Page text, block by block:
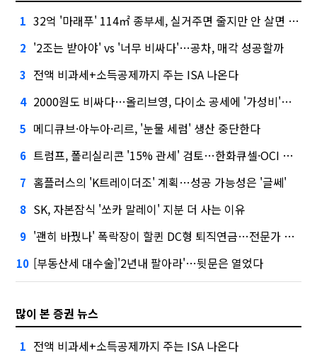
1 32억 '마래푸' 114㎡ 종부세, 실거주면 줄지만 안 살면 2.5배
2 '2조는 받아야' vs '너무 비싸다'…공차, 매각 성공할까
3 전액 비과세+소득공제까지 주는 ISA 나온다
4 2000원도 비싸다…올리브영, 다이소 공세에 '가성비'로 맞불
5 메디큐브·아누아·리르, '눈물 세럼' 생산 중단한다
6 트럼프, 폴리실리콘 '15% 관세' 검토…한화큐셀·OCI 영향은?
7 홈플러스의 'K트레이더조' 계획…성공 가능성은 '글쎄'
8 SK, 자본잠식 '쏘카 말레이' 지분 더 사는 이유
9 '괜히 바꿨나' 폭락장이 할퀸 DC형 퇴직연금…전문가 조언은
10 [부동산세 대수술]'2년내 팔아라'…뒷문은 열었다
많이 본 증권 뉴스
1 전액 비과세+소득공제까지 주는 ISA 나온다